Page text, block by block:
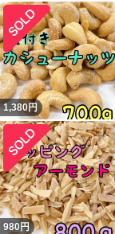
1,380円
980円